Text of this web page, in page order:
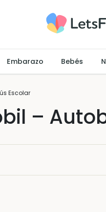
Embarazo Bebés
Escolar
–